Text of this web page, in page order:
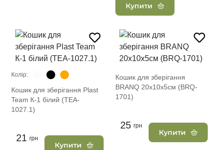
Купити
Колір:
Кошик для зберігання Plast
Team К-1 білий (TEA-
1027.1)
21 грн
Купити
Кошик для зберігання
BRANQ 20х10х5см (BRQ-
1701)
25 грн
Купити